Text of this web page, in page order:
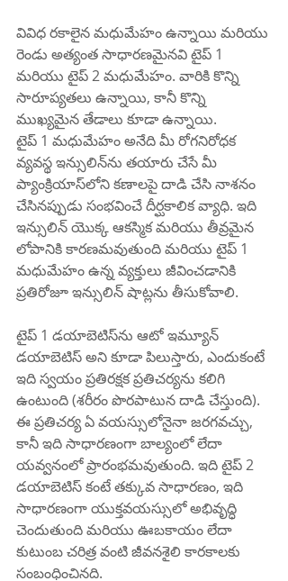
వివిధ రకాలైన మధుమేహం ఉన్నాయి మరియు
రెండు అత్యంత సాధారణమైనవి టైప్ 1
మరియు టైప్ 2 మధుమేహం. వారికి కొన్ని
సారూప్యతలు ఉన్నాయి, కానీ కొన్ని
ముఖ్యమైన తేడాలు కూడా ఉన్నాయి.
టైప్ 1 మధుమేహం అనేది మీ రోగనిరోధక
వ్యవస్థ ఇన్సులిన్‌ను తయారు చేసే మీ
ప్యాంక్రియాస్‌లోని కణాలపై దాడి చేసి నాశనం
చేసినప్పుడు సంభవించే దీర్ఘకాలిక వ్యాధి. ఇది
ఇన్సులిన్ యొక్క ఆకస్మిక మరియు తీవ్రమైన
లోపానికి కారణమవుతుంది మరియు టైప్ 1
మధుమేహం ఉన్న వ్యక్తులు జీవించడానికి
ప్రతిరోజూ ఇన్సులిన్ షాట్లను తీసుకోవాలి.
టైప్ 1 డయాబెటిస్‌ను ఆటో ఇమ్యూన్
డయాబెటిస్ అని కూడా పిలుస్తారు, ఎందుకంటే
ఇది స్వయం ప్రతిరక్షక ప్రతిచర్యను కలిగి
ఉంటుంది (శరీరం పొరపాటున దాడి చేస్తుంది).
ఈ ప్రతిచర్య ఏ వయస్సులోనైనా జరగవచ్చు,
కానీ ఇది సాధారణంగా బాల్యంలో లేదా
యవ్వనంలో ప్రారంభమవుతుంది. ఇది టైప్ 2
డయాబెటిస్ కంటే తక్కువ సాధారణం, ఇది
సాధారణంగా యుక్తవయస్సులో అభివృద్ధి
చెందుతుంది మరియు ఊబకాయం లేదా
కుటుంబ చరిత్ర వంటి జీవనశైలి కారకాలకు
సంబంధించినది.